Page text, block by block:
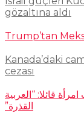
gözaltına aldı
Trump’tan
Kanada’daki
cezası
قائلا: “العربية
القذرة”